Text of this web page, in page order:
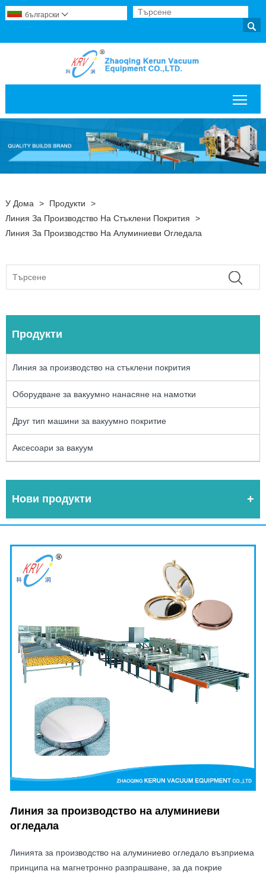

български 
У Дома > Продукти
>
Линия За Производство На Стъклени Покрития
>
Линия За Производство На Алуминиеви Огледала
Продукти
Линия за производство на стъклени покрития
Оборудване за вакуумно нанасяне на намотки
Друг тип машини за вакуумно покритие
Аксесоари за вакуум
Нови продукти
Линия за производство на алуминиеви
огледала
Линията за производство на алуминиево огледало възприема
принципа на магнетронно разпрашване, за да покрие